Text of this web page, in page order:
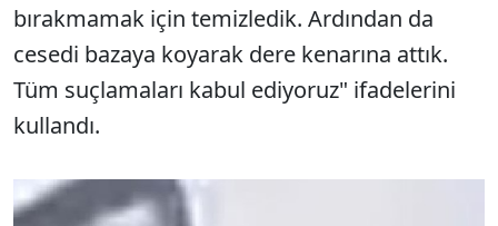
bırakmamak için temizledik. Ardından da
cesedi bazaya koyarak dere kenarına attık.
Tüm suçlamaları kabul ediyoruz" ifadelerini
kullandı.